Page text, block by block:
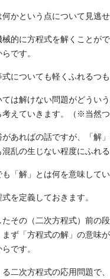
かという点について見逃
械的に方程式を解くことが
です。
についても軽くふれるつも
は解けない問題がどうい
えていきます。（※当然
があればの話ですが、「解
混乱の生じない程度にふれ
「解」とは何を意味して
を定義しておきます。
たその（二次方程式）前の
ず「方程式の解」の意味
です。
二次方程式の応用問題で